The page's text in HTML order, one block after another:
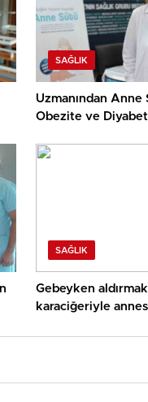
SAĞLIK
Uzmanından Anne
Obezite ve
SAĞLIK
Gebeyken
karaciğeriyle